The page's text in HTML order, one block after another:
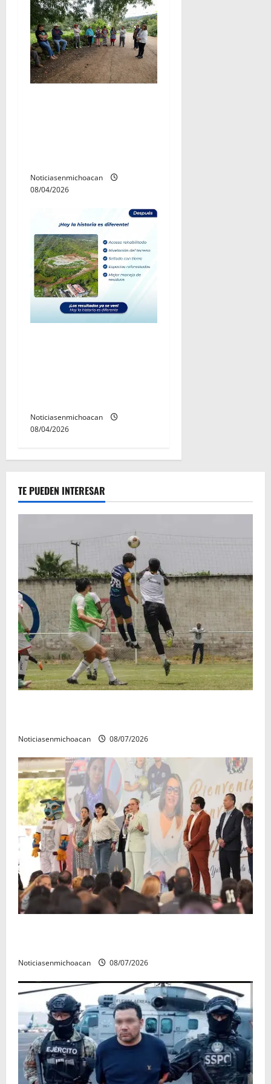
Noticiasenmichoacan
08/04/2026
Noticiasenmichoacan
08/04/2026
TE PUEDEN INTERESAR
Noticiasenmichoacan 08/07/2026
Noticiasenmichoacan 08/07/2026